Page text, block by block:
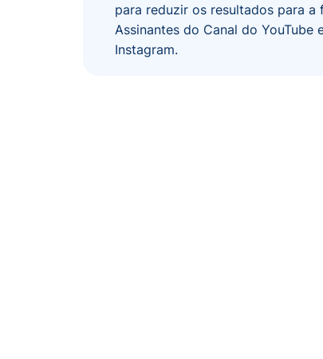
para reduzir os resultados para a
Assinantes do Canal do YouTube
Instagram.